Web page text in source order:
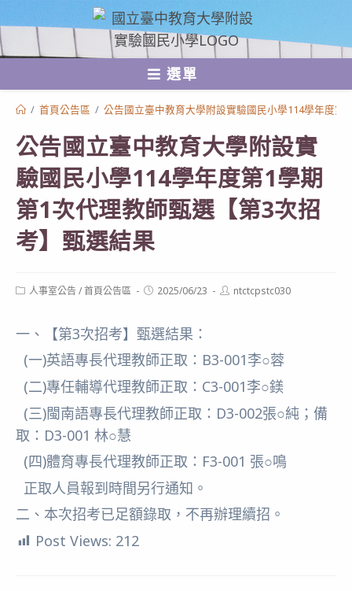
轉
至
選單
/ 首頁公告區 / 公告國立臺中教育大學附設實驗國民小學114學年度
公告國立臺中教育大學附設實
驗國民小學114學年度第1學期
第1次代理教師甄選【第3次招
考】甄選結果
Post人事室公告/首頁公告區
Post2025/06/23
Postntctcpstc030
一、【第3次招考】甄選結果：
(一)英語專長代理教師正取：B3-001李○蓉
(二)專任輔導代理教師正取：C3-001李○鎂
(三)閩南語專長代理教師正取：D3-002張○純；備
取：D3-001 林○慧
(四)體育專長代理教師正取：F3-001 張○鳴
正取人員報到時間另行通知。
二、本次招考已足額錄取，不再辦理續招。
Post Views: 212